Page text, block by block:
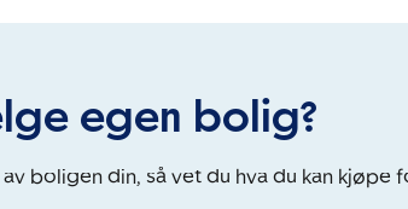
egen bolig?
boligen din, så vet du hva du kan kjøpe